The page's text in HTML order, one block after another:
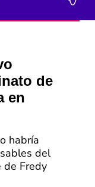
de
en
habría
del
de Fredy